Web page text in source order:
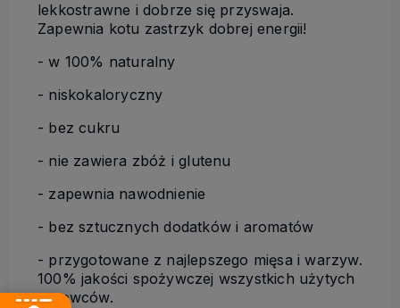
lekkostrawne i dobrze się przyswaja.
Zapewnia kotu zastrzyk dobrej energii!
- w 100% naturalny
- niskokaloryczny
- bez cukru
- nie zawiera zbóż i glutenu
- zapewnia nawodnienie
- bez sztucznych dodatków i aromatów
- przygotowane z najlepszego mięsa i warzyw.
100% jakości spożywczej wszystkich użytych
surowców.